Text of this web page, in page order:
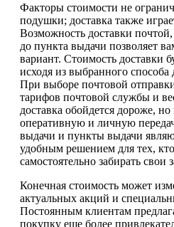
Факторы стоимости не
подушки; доставка также
Возможность доставки
до пункта выдачи позволяет
вариант. Стоимость доставки
исходя из выбранного способа
При выборе почтовой
тарифов почтовой службы и
доставка обойдется дороже, но
оперативную и личную
выдачи и пункты выдачи
удобным решением для тех,
самостоятельно забирать свои
Конечная стоимость может
актуальных акций и
Постоянным клиентам
покупку еще более